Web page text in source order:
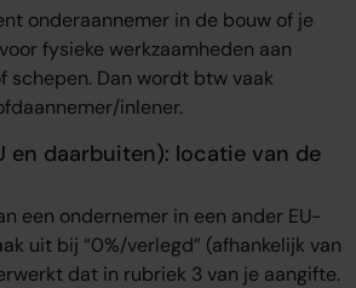
onderaannemer in de bouw of je
fysieke werkzaamheden aan
schepen. Dan wordt btw vaak
inlener.
en daarbuiten): locatie van de
een ondernemer in een ander EU-
uit bij “0%/verlegd” (afhankelijk van
dat in rubriek 3 van je aangifte.